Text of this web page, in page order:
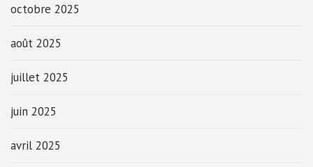
octobre 2025
août 2025
juillet 2025
juin 2025
avril 2025